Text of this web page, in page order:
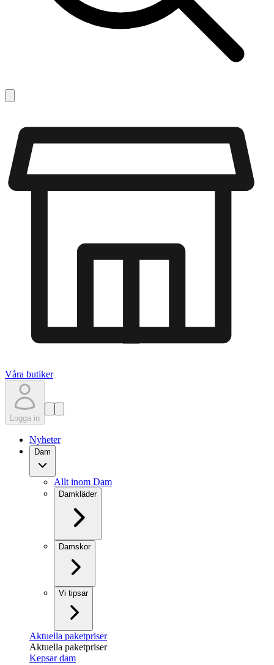
Våra butiker
Logga in
Nyheter
Dam
Allt inom Dam
Damkläder
Damskor
Vi tipsar
Aktuella paketpriser
Aktuella paketpriser
Kepsar dam